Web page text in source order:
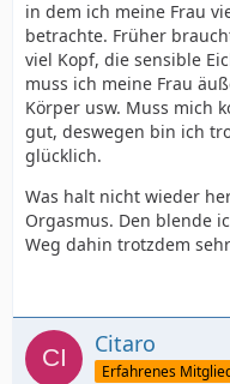
in dem ich meine Frau
betrachte. Früher
viel Kopf, die sensible
muss ich meine Frau
Körper usw. Muss mich
gut, deswegen bin ich
glücklich.
Was halt nicht wieder
Orgasmus. Den blende
Weg dahin trotzdem
Citaro
Erfahrenes